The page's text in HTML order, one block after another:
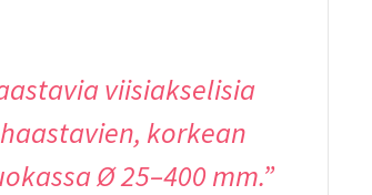
viisiakselisia
korkean
Ø 25–400 mm.”